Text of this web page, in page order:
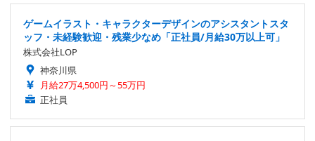
ゲームイラスト・キャラクターデザインのアシスタントスタ
ッフ・未経験歓迎・残業少なめ「正社員/月給30万以上可」
株式会社LOP
神奈川県
月給27万4,500円～55万円
正社員